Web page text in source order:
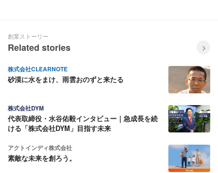
創業ストーリー
Related stories
株式会社CLEARNOTE
砂漠に水をまけ、雨雲おのずと来たる
株式会社DYM
代表取締役・水谷佑毅インタビュー｜急成長を続
ける「株式会社DYM」目指す未来
アクトインディ株式会社
素敵な未来を創ろう。